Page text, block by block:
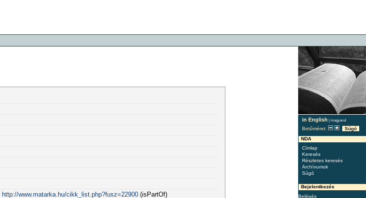
in English | magyarul
Betűméret:
Súgó
NDA
Címlap
Keresés
Részletes keresés
Archívumok
Súgó
Bejelentkezés
Belépés
http://www.matarka.hu/cikk_list.php?fusz=22900(isPartOf)